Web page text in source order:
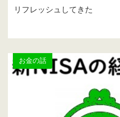
リフレッシュしてきた
お金の話